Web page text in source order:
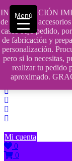
INFORMACIÓN
de nuestros
casos bajo pedido,
de fabricación y
personalización.
pero si lo necesitas,
realizar tu pedido
aproximado.
Saltar
contenido
609241475 SOLO
San Fernando de
10:00 - 14:00
Mi cuenta
0
0
Menú